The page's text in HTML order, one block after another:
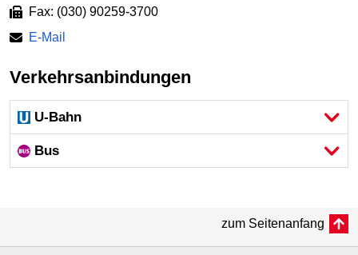
Fax: (030) 90259-3700
E-Mail
Verkehrsanbindungen
U-Bahn
Bus
zum Seitenanfang